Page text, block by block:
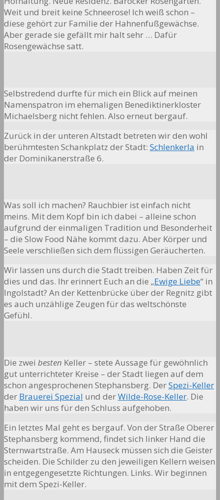
Weit und breit keine Schneerose! Ich weiß schon –
diese gehört zur Familie der Hahnenfußgewächse.
Aber gerade sie gefällt mir halt sehr … Dafür
Rosengewächse satt.
Selbstredend durfte für mich ein Blick auf meinen
Namenspatron im ehemaligen Benediktinerkloster
Michaelsberg nicht fehlen. Also erneut bergauf.
Zurück in der unteren Altstadt betreten wir den wohl
berühmtesten Schankplatz der Stadt: Schlenkerla in
der Dominikanerstraße 6.
Was soll ich machen? Rauchbier ist einfach nicht
meins. Mit dem Kopf bin ich dabei – alleine schon
aufgrund der einmaligen Tradition und Besonderheit
– die Slow Food Nähe kommt dazu. Aber Körper und
Seele verschließen sich dem flüssigen Geräucherten.
Wir lassen uns durch die Stadt treiben. Haben Zeit für
dies und das. Ihr erinnert Euch an die „Ewige Liebe“ in
Ingolstadt? An der Kettenbrücke über der Regnitz gibt
es auch unzählige Zeugen für das weltschönste
Gefühl.
Die zwei besten Keller – stete Aussage für gewöhnlich
gut unterrichteter Kreise – der Stadt liegen auf dem
schon angesprochenen Stephansberg. DerSpezi-Keller
der Brauerei Spezial und derWilde-Rose-Keller. Die
haben wir uns für den Schluss aufgehoben.
Ein letztes Mal geht es bergauf. Von der Straße Oberer
Stephansberg kommend, findet sich linker Hand die
Sternwartstraße. Am Hauseck müssen sich die Geister
scheiden. Die Schilder zu den jeweiligen Kellern weisen
in entgegengesetzte Richtungen. Links. Wir beginnen
mit dem Spezi-Keller.